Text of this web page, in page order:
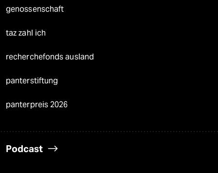
genossenschaft
taz zahl ich
recherchefonds ausland
panterstiftung
panterpreis 2026
Podcast